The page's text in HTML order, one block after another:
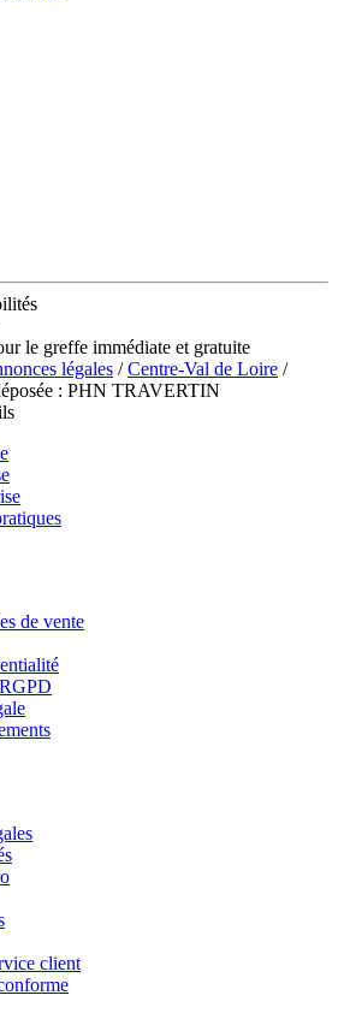
le greffe immédiate et gratuite
légales /Centre-Val de Loire /
: PHN TRAVERTIN
de vente
client